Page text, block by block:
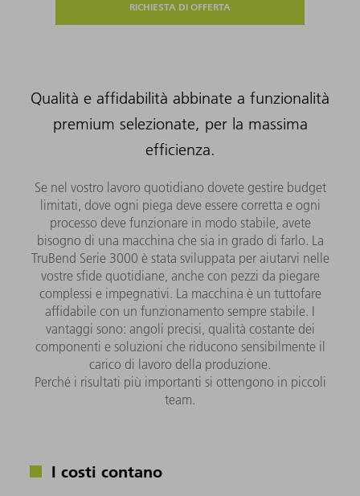
RICHIESTA DI OFFERTA
Qualità e affidabilità abbinate a funzionalità
premium selezionate, per la massima
efficienza.
Se nel vostro lavoro quotidiano dovete gestire budget
limitati, dove ogni piega deve essere corretta e ogni
processo deve funzionare in modo stabile, avete
bisogno di una macchina che sia in grado di farlo. La
TruBend Serie 3000 è stata sviluppata per aiutarvi nelle
vostre sfide quotidiane, anche con pezzi da piegare
complessi e impegnativi. La macchina è un tuttofare
affidabile con un funzionamento sempre stabile. I
vantaggi sono: angoli precisi, qualità costante dei
componenti e soluzioni che riducono sensibilmente il
carico di lavoro della produzione.
Perché i risultati più importanti si ottengono in piccoli
team.
I costi contano